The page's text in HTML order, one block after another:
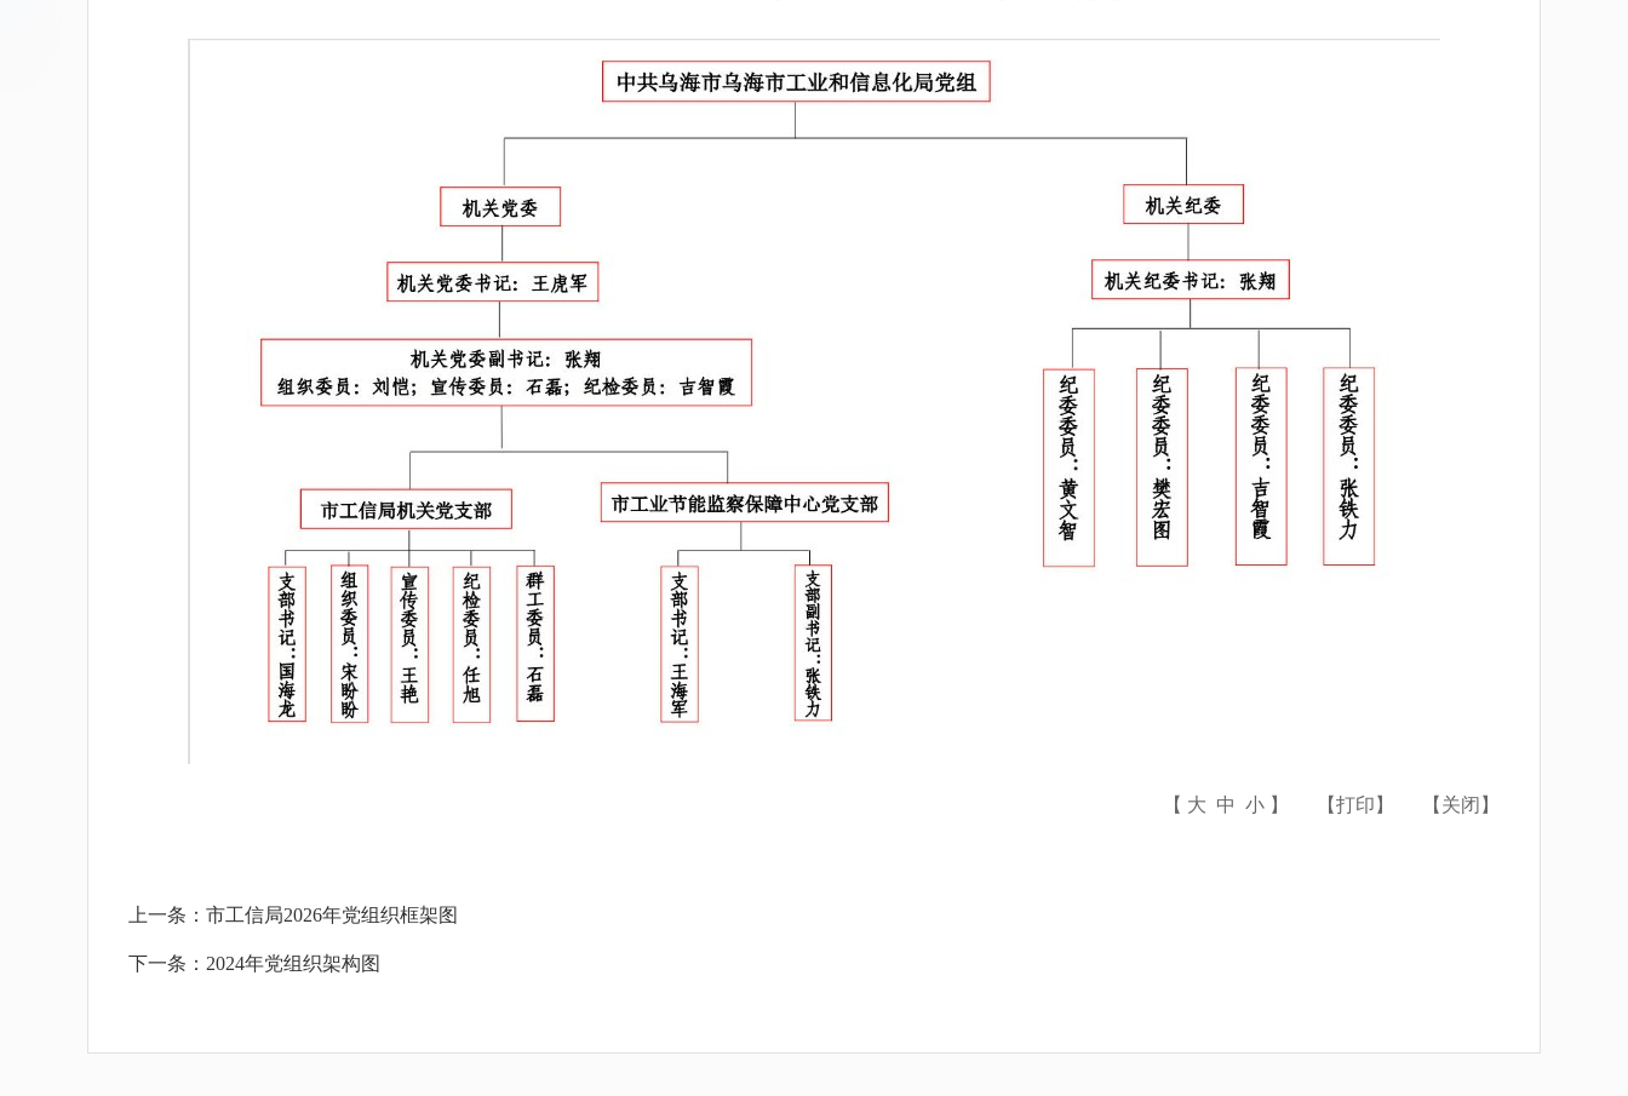
【 大 中 小 】 【打印 】 【 关闭 】
上一条： 市工信局2026年党组织框架图
下一条： 2024年党组织架构图